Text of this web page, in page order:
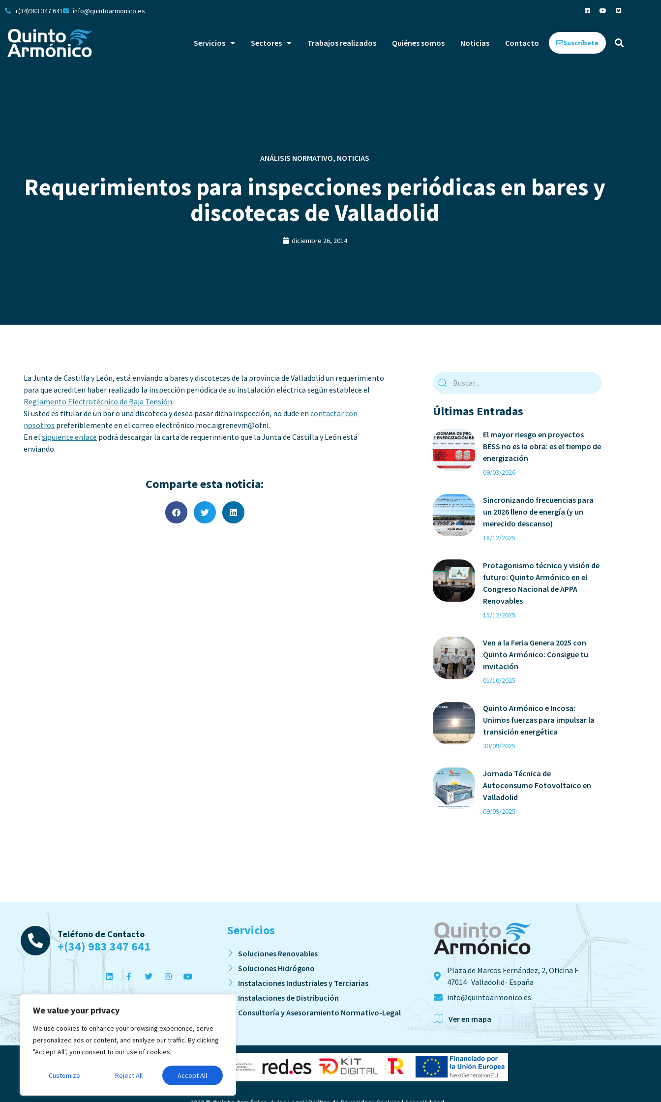
We value your privacy
We use cookies to enhance your browsing experience, serve
personalized ads or content, and analyze our traffic. By clicking
"Accept All", you consent to our use of cookies.
Customize Reject All Accept All
+(34)983 347 641 info@quintoarmonico.es
Servicios Sectores Trabajos realizados Quiénes somos Noticias Contacto Suscríbete
ANÁLISIS NORMATIVO, NOTICIAS
Requerimientos para inspecciones periódicas en bares y
discotecas de Valladolid
diciembre 26, 2014
La Junta de Castilla y León, está enviando a bares y discotecas de la provincia de Valladolid un requerimiento
para que acrediten haber realizado la inspección periódica de su instalación eléctrica según establece el
Reglamento Electrotécnico de Baja Tensión.
Si usted es titular de un bar o una discoteca y desea pasar dicha inspección, no dude en contactar con
nosotros preferiblemente en el correo electrónico moc.aigrenevm@ofni.
En el siguiente enlace podrá descargar la carta de requerimiento que la Junta de Castilla y León está
enviando.
Comparte esta noticia:
Últimas Entradas
El mayor riesgo en proyectos
BESS no es la obra: es el tiempo de
energización
09/03/2026
Sincronizando frecuencias para
un 2026 lleno de energía (y un
merecido descanso)
18/12/2025
Protagonismo técnico y visión de
futuro: Quinto Armónico en el
Congreso Nacional de APPA
Renovables
15/12/2025
Ven a la Feria Genera 2025 con
Quinto Armónico: Consigue tu
invitación
01/10/2025
Quinto Armónico e Incosa:
Unimos fuerzas para impulsar la
transición energética
30/09/2025
Jornada Técnica de
Autoconsumo Fotovoltaico en
Valladolid
09/09/2025
Teléfono de Contacto
+(34) 983 347 641
Servicios
Soluciones Renovables
Soluciones Hidrógeno
Instalaciones Industriales y Terciarias
Instalaciones de Distribución
Consultoría y Asesoramiento Normativo-Legal
Plaza de Marcos Fernández, 2, Oficina F
47014 · Valladolid · España
info@quintoarmonico.es
Ver en mapa